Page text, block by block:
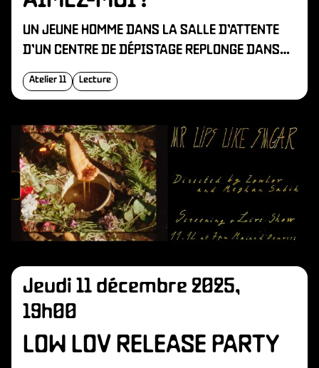
UN JEUNE HOMME DANS LA SALLE D’ATTENTE
D’UN CENTRE DE DÉPISTAGE REPLONGE DANS
SES SOUVENIRS. AUTOUR DE LUI
APPARAISSENT DE JEUNES QUEERS.
Atelier 11 Lecture
Jeudi 11 décembre 2025,
19h00
LOW LOV RELEASE PARTY